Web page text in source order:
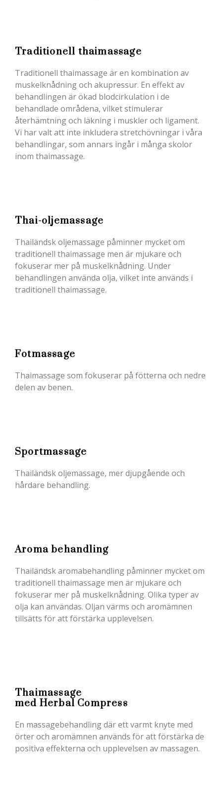
Traditionell thaimassage
Traditionell thaimassage är en kombination av
muskelknådning och akupressur. En effekt av
behandlingen är ökad blodcirkulation i de
behandlade områdena, vilket stimulerar
återhämtning och läkning i muskler och ligament.
Vi har valt att inte inkludera stretchövningar i våra
behandlingar, som annars ingår i många skolor
inom thaimassage.
Thai-oljemassage
Thailändsk oljemassage påminner mycket om
traditionell thaimassage men är mjukare och
fokuserar mer på muskelknådning. Under
behandlingen använda olja, vilket inte används i
traditionell thaimassage.
Fotmassage
Thaimassage som fokuserar på fötterna och nedre
delen av benen.
Sportmassage
Thailändsk oljemassage, mer djupgående och
hårdare behandling.
Aroma behandling
Thailändsk aromabehandling påminner mycket om
traditionell thaimassage men är mjukare och
fokuserar mer på muskelknådning. Olika typer av
olja kan användas. Oljan värms och aromämnen
tillsätts för att förstärka upplevelsen.
Thaimassage
med Herbal Compress
En massagebehandling där ett varmt knyte med
örter och aromämnen används för att förstärka de
positiva effekterna och upplevelsen av massagen.